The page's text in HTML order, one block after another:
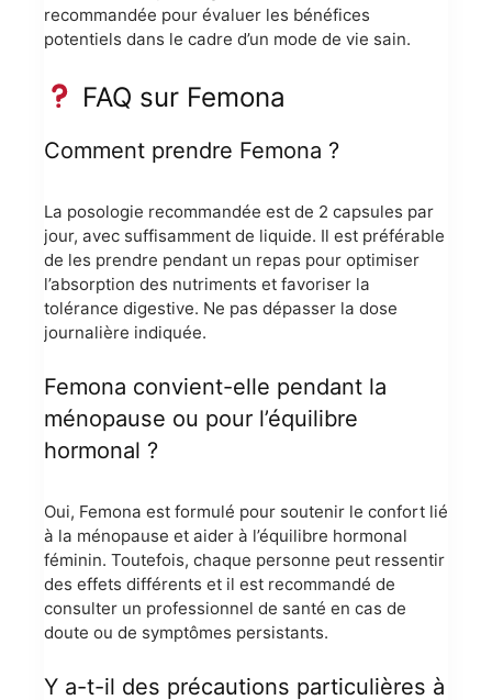
recommandée pour évaluer les bénéfices
potentiels dans le cadre d’un mode de vie sain.
FAQ sur Femona
Comment prendre Femona ?
La posologie recommandée est de 2 capsules par
jour, avec suffisamment de liquide. Il est préférable
de les prendre pendant un repas pour optimiser
l’absorption des nutriments et favoriser la
tolérance digestive. Ne pas dépasser la dose
journalière indiquée.
Femona convient-elle pendant la
ménopause ou pour l’équilibre
hormonal ?
Oui, Femona est formulé pour soutenir le confort lié
à la ménopause et aider à l’équilibre hormonal
féminin. Toutefois, chaque personne peut ressentir
des effets différents et il est recommandé de
consulter un professionnel de santé en cas de
doute ou de symptômes persistants.
Y a-t-il des précautions particulières à